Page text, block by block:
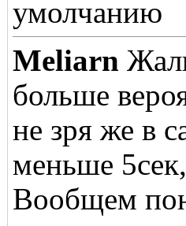
Meliarn
больше
не зря же в
меньше
Вообщем